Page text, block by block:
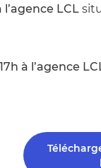
l’agence LCL
à l’agence